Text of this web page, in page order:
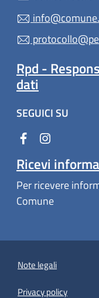
Rpd -
dati
SEGUICI SU
Ricevi
Per ricevere
Comune
Note legali
Privacy policy